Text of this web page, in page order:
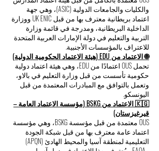
والكليات والجامعات الدولية (ASIC)، وهي جهة
اعتماد بريطانية معترف بها من قبل UK ENIC ووزارة
الداخلية البريطانية، ومدرجة في قائمة وزارة
التربية والتعليم في دولة الإمارات العربية المتحدة
للاعتراف بالمؤسسات الأجنبية.
🌐 الاعتماد من EDU (هيئة الاعتماد الحكومية الدولية)
تحمل OUS اعتمادًا من EDU، وهي هيئة اعتماد دولية
حكومية تأسست من قبل وزارة التعليم في بالاو،
وتعمل بالتوافق مع المبادرات المعتمدة من قبل
اليونسكو.
🇰🇬 الاعتماد من BSKG (مؤسسة الاعتماد العامة –
قيرغيزستان)
OUS معتمدة من قبل مؤسسة BSKG، وهي مؤسسة
اعتماد عامة معترف بها من قبل شبكة الجودة
التعليمية لمنطقة آسيا والمحيط الهادئ (APQN)